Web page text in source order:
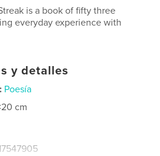
is a book of fifty three
everyday experience with
y detalles
Poesía
cm